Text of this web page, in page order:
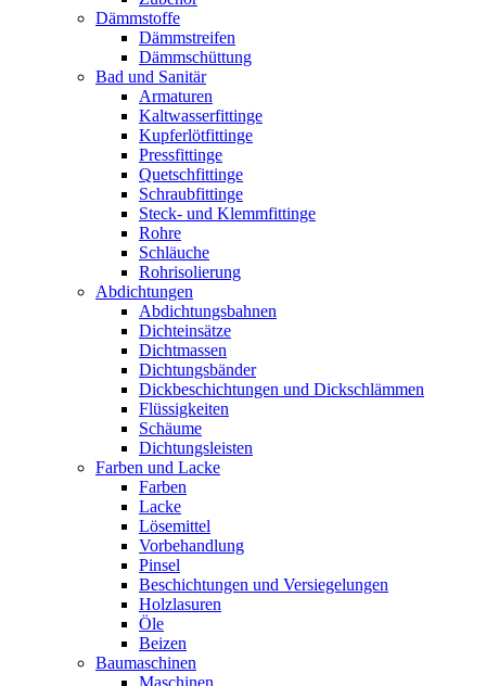
Dämmstoffe
Dämmstreifen
Dämmschüttung
Bad und Sanitär
Armaturen
Kaltwasserfittinge
Kupferlötfittinge
Pressfittinge
Quetschfittinge
Schraubfittinge
Steck- und Klemmfittinge
Rohre
Schläuche
Rohrisolierung
Abdichtungen
Abdichtungsbahnen
Dichteinsätze
Dichtmassen
Dichtungsbänder
Dickbeschichtungen und Dickschlämmen
Flüssigkeiten
Schäume
Dichtungsleisten
Farben und Lacke
Farben
Lacke
Lösemittel
Vorbehandlung
Pinsel
Beschichtungen und Versiegelungen
Holzlasuren
Öle
Beizen
Baumaschinen
Maschinen